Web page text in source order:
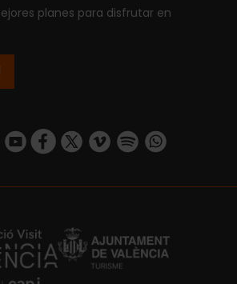
planes para disfrutar en
turismo-valencia/mycompany/
www.instagram.com/visit_valencia/
https://www.youtube.com/user/
https://www.facebook.com/
https://twitter.com/
https://vimeo.com/
https://https://api.whatsapp.com/